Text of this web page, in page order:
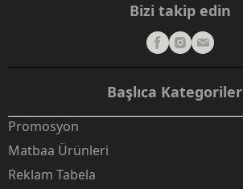
Bizi takip edin
Başlıca Kategoriler
Promosyon
Matbaa Ürünleri
Reklam Tabela